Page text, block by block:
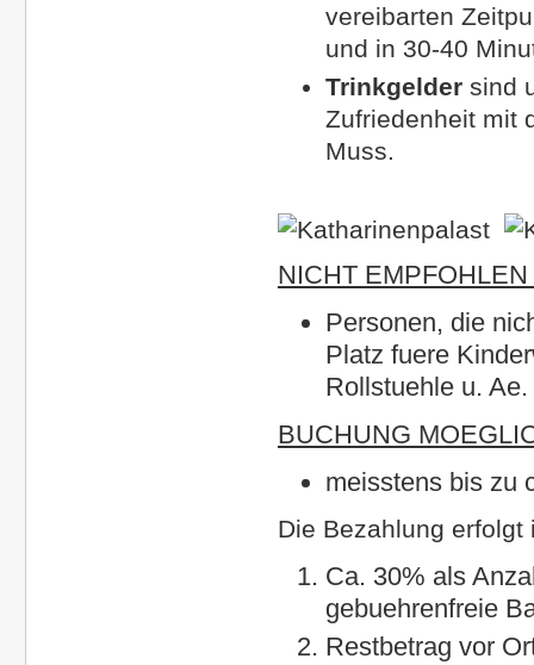
vereibarten
und in 30-40
Trinkgelder sind
Zufriedenheit mit
Muss.
NICHT
Personen, die
Platz fuere
Rollstuehle u.
BUCHUNG
meisstens bis zu
Die Bezahlung
Ca. 30% als
gebuehrenfreie
Restbetrag vor